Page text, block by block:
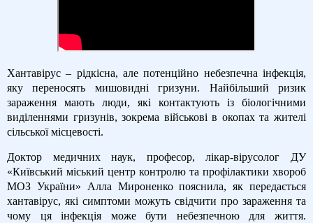
Хантавірус – рідкісна, але потенційно небезпечна інфекція,
яку переносять мишовидні гризуни. Найбільший ризик
зараження мають люди, які контактують із біологічними
виділеннями гризунів, зокрема військові в окопах та жителі
сільської місцевості.
Доктор медичних наук, професор, лікар-вірусолог ДУ
«Київський міський центр контролю та профілактики хвороб
МОЗ України» Алла Мироненко пояснила, як передається
хантавірус, які симптоми можуть свідчити про зараження та
чому ця інфекція може бути небезпечною для життя.